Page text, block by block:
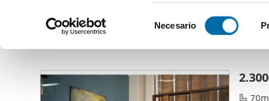
Identificar su
preferencias en la
en la Declaración de
e
c
c
Necesario
Pisos en alquiler por CM Properties (98 viviendas)
70m